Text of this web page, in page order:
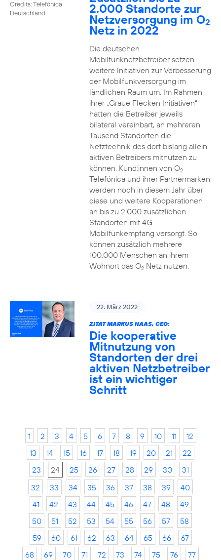
Credits: Telefónica
Deutschland
2.000 Standorte zur
Netzversorgung im O2
Netz in 2022
Die deutschen
Mobilfunknetzbetreiber setzen
weitere Initiativen zur Verbesserung
der Mobilfunkversorgung im
ländlichen Raum um. Im Rahmen
ihrer „Graue Flecken Initiativen“
hatten die Betreiber jeweils
bilateral vereinbart, an mehreren
Tausend Standorten die
Netztechnik des dort bislang allein
aktiven Betreibers mitnutzen zu
können. Kund:innen von O2
Telefónica und ihrer Partnermarken
werden noch in diesem Jahr über
diese und weitere Kooperationen
an bis zu 2.000 zusätzlichen
Standorten mit 4G-
Mobilfunkempfang versorgt. So
können zusätzlich mehrere
100.000 Menschen an ihrem
Wohnort das O2Netz nutzen.
22. März 2022
ZITAT MARKUS HAAS, CEO:
Die kooperative
Mitnutzung von
Standorten der drei
aktiven Netzbetreiber
ist ein wichtiger
Schritt
1 2 3 4 5 6 7 8 9 10 11
12
13
14 15 16 17 18 19 20 21
22
23
24 25 26 27 28 29 30
31
32
33 34 35 36 37 38 39
40
41
42 43 44 45 46 47 48
49
50
51 52 53 54 55 56 57
58
59
60 61 62 63 64 65 66
67
68
69 70 71 72 73 74 75 76
77